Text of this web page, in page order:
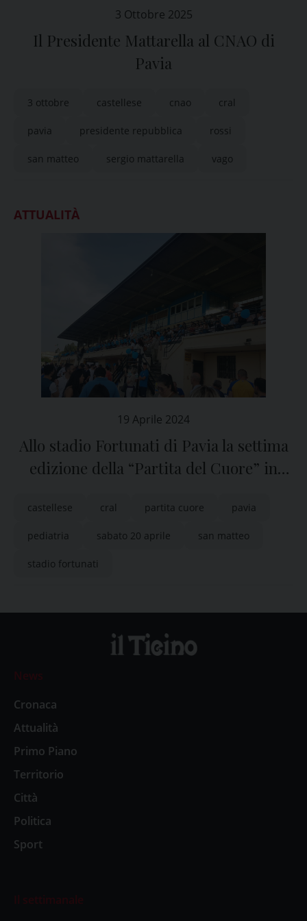
3 Ottobre 2025
Il Presidente Mattarella al CNAO di
Pavia
3 ottobre castellese cnao cral
pavia presidente repubblica rossi
san matteo sergio mattarella vago
ATTUALITÀ
19 Aprile 2024
Allo stadio Fortunati di Pavia la settima
edizione della “Partita del Cuore” in
castellese cral partita cuore pavia
pediatria sabato 20 aprile san matteo
stadio fortunati
News
Cronaca
Attualità
Primo Piano
Territorio
Città
Politica
Sport
Il settimanale